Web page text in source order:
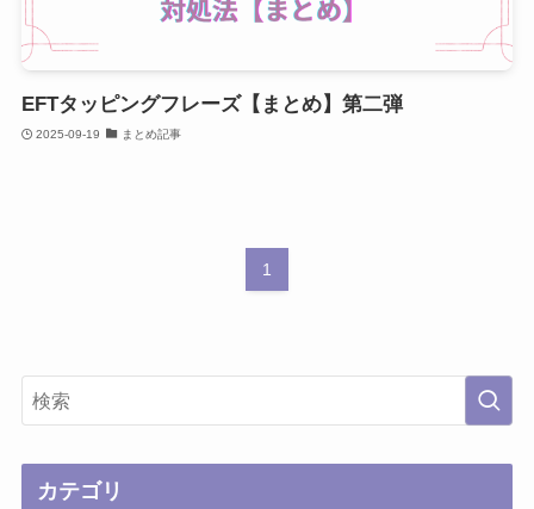
EFTタッピングフレーズ【まとめ】第二弾
2025-09-19 まとめ記事
1
カテゴリ